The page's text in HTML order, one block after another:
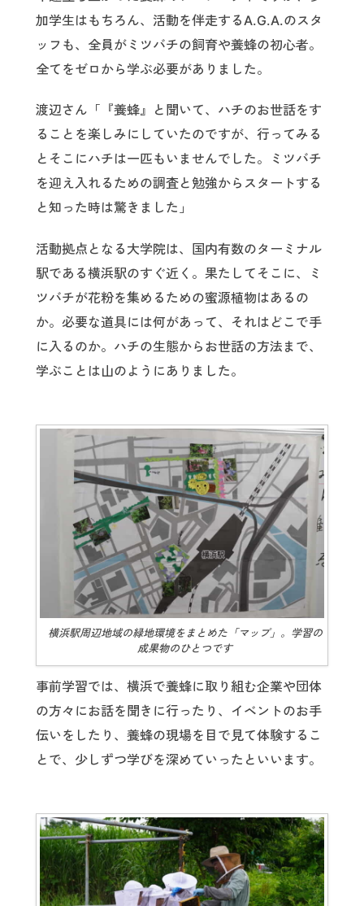
加学生はもちろん、活動を伴走するA.G.A.のスタ
ッフも、全員がミツバチの飼育や養蜂の初心者。
全てをゼロから学ぶ必要がありました。
渡辺さん「『養蜂』と聞いて、ハチのお世話をす
ることを楽しみにしていたのですが、行ってみる
とそこにハチは一匹もいませんでした。ミツバチ
を迎え入れるための調査と勉強からスタートする
と知った時は驚きました」
活動拠点となる大学院は、国内有数のターミナル
駅である横浜駅のすぐ近く。果たしてそこに、ミ
ツバチが花粉を集めるための蜜源植物はあるの
か。必要な道具には何があって、それはどこで手
に入るのか。ハチの生態からお世話の方法まで、
学ぶことは山のようにありました。
横浜駅周辺地域の緑地環境をまとめた「マップ」。学習の
成果物のひとつです
事前学習では、横浜で養蜂に取り組む企業や団体
の方々にお話を聞きに行ったり、イベントのお手
伝いをしたり、養蜂の現場を目で見て体験するこ
とで、少しずつ学びを深めていったといいます。